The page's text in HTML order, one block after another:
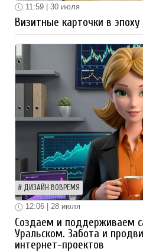
11:59 | 30 июля
Визитные карточки в
ДИЗАЙН ВОВРЕМЯ
12:06 | 28 июля
Создаем и поддерживаем
Уральском. Забота и
интернет-проектов